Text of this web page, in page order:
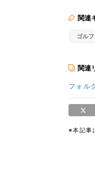
関連
ゴルフ
関連
フォル
※本記事